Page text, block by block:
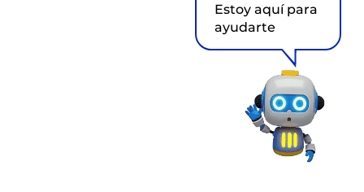
Estoy aquí para
ayudarte